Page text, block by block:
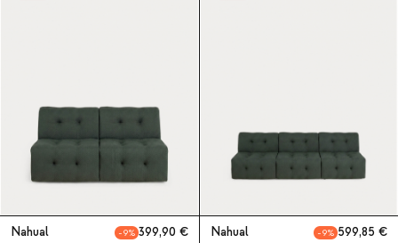
Nahual 9
399,90
Nahual 9
599,85